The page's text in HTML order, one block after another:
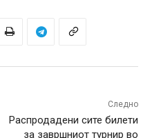
Следно
Распродадени сите билети
за завршниот турнир во